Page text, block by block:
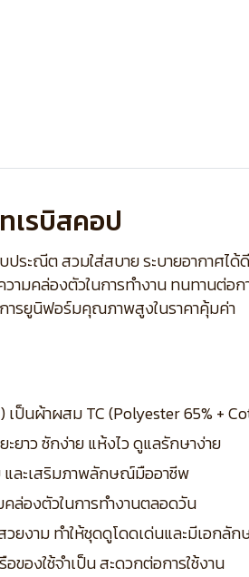
เรบิสคอป
ะณีต สวมใส่สบาย ระบายอากาศได้
คล่องตัวในการทำงาน ทนทานต่อก
ารยูนิฟอร์มคุณภาพสูงในราคาคุ้มค่า
ป็นผ้าผสม TC (Polyester 65% +
ยาว ซักง่าย แห้งไว ดูแลรักษาง่าย
และเสริมภาพลักษณ์มืออาชีพ
ล่องตัวในการทำงานตลอดวัน
ยงาม ทำให้ชุดดูโดดเด่นและมีเอกลั
ของใช้จำเป็น สะดวกต่อการใช้งาน